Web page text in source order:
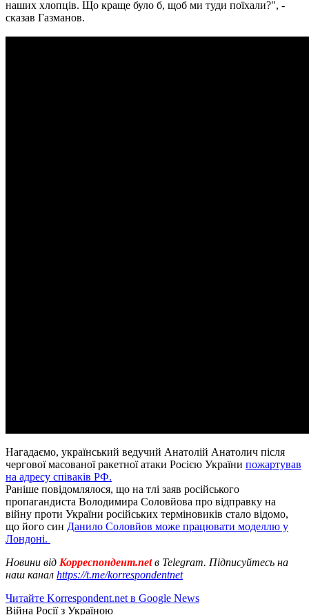
наших хлопців. Що краще було б, щоб ми туди поїхали?", -
сказав Газманов.
Нагадаємо, український ведучий Анатолій Анатолич після
чергової масованої ракетної атаки Росією України пожартував
на адресу співаків РФ.
Раніше повідомлялося, що на тлі заяв російського
пропагандиста Володимира Соловйова про відправку на
війну проти України російських терміновиків стало відомо,
що його син Данило Соловйов може працювати моделлю у
Лондоні.
Новини від Корреспондент.netв Telegram. Підписуйтесь на
наш канал https://t.me/korrespondentnet
Читайте Korrespondent.net в Google News
Війна Росії з Україною